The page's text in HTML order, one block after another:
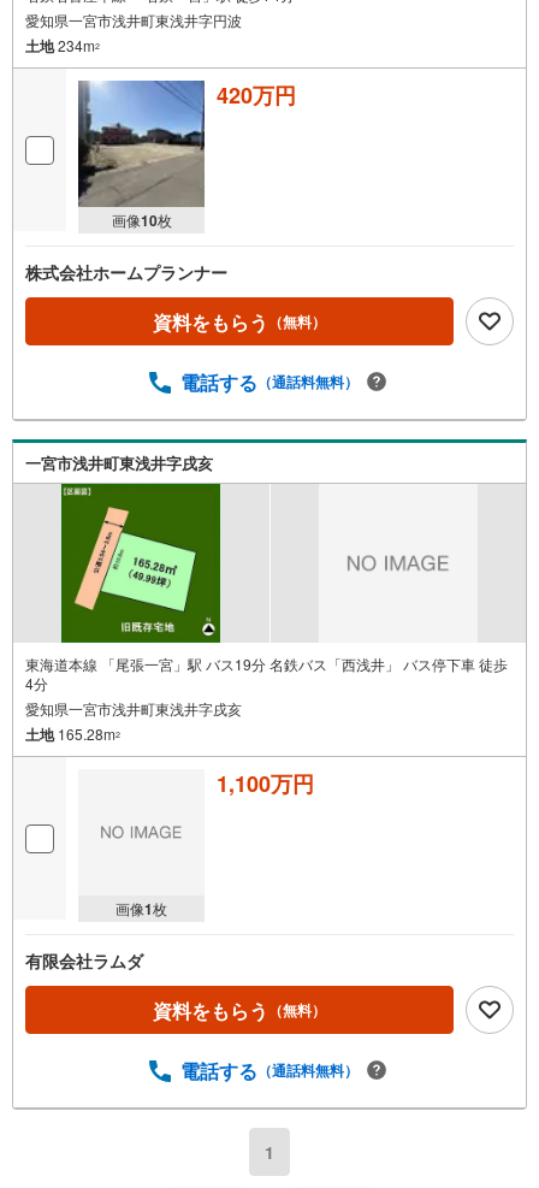
愛知県一宮市浅井町東浅井字円波
土地234m2
画像10枚
420万円
株式会社ホームプランナー
資料をもらう （無料）
電話する （通話料無料）
一宮市浅井町東浅井字戌亥
東海道本線 「尾張一宮」駅 バス19分 名鉄バス「西浅井」 バス停下車 徒歩
4分
愛知県一宮市浅井町東浅井字戌亥
土地165.28m2
画像1枚
1,100万円
有限会社ラムダ
資料をもらう （無料）
電話する （通話料無料）
1